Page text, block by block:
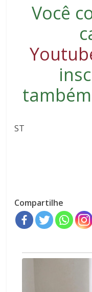
Você
ST
Compartilhe